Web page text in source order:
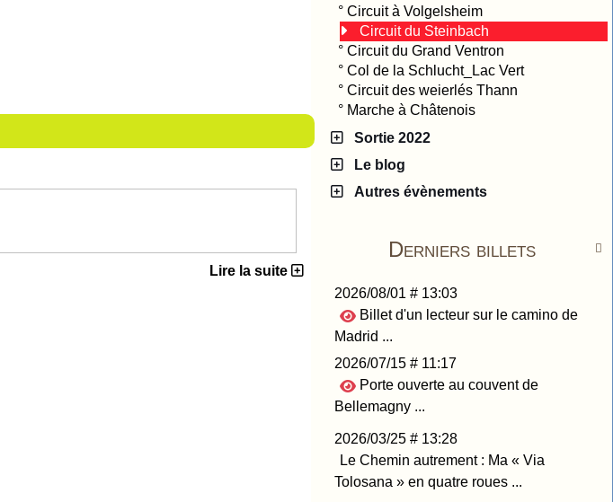
Lire la suite
° Circuit à Volgelsheim
Circuit du Steinbach
° Circuit du Grand Ventron
° Col de la Schlucht_Lac Vert
° Circuit des weierlés Thann
° Marche à Châtenois
Sortie 2022
Le blog
Autres évènements

Derniers billets
2026/08/01 # 13:03
Billet d'un lecteur sur le camino de
Madrid ...
2026/07/15 # 11:17
Porte ouverte au couvent de
Bellemagny ...
2026/03/25 # 13:28
Le Chemin autrement : Ma « Via
Tolosana » en quatre roues ...